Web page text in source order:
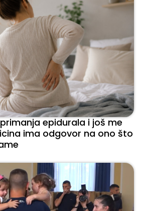
epidurala i još me
ima odgovor na ono što